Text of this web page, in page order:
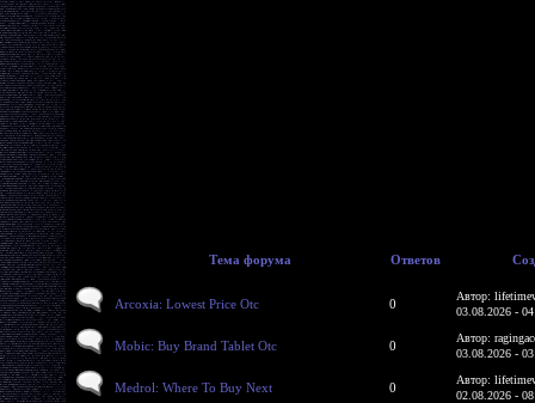
Тема форума Ответов
Arcoxia: Lowest Price Otc 0
Автор:
03.08.2026 -
Mobic: Buy Brand Tablet Otc 0
Автор:
03.08.2026 -
Medrol: Where To Buy Next 0
Автор:
02.08.2026 -